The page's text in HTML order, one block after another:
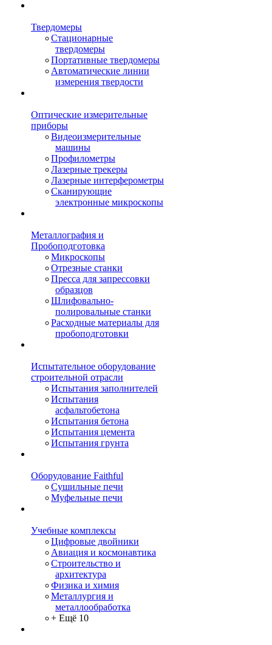
Твердомеры
Стационарные
твердомеры
Портативные твердомеры
Автоматические линии
измерения твердости
Оптические измерительные
приборы
Видеоизмерительные
машины
Профилометры
Лазерные трекеры
Лазерные интерферометры
Сканирующие
электронные микроскопы
Металлография и
Пробоподготовка
Микроскопы
Отрезные станки
Пресса для запрессовки
образцов
Шлифовально-
полировальные станки
Расходные материалы для
пробоподготовки
Испытательное оборудование
строительной отрасли
Испытания заполнителей
Испытания
асфальтобетона
Испытания бетона
Испытания цемента
Испытания грунта
Оборудование Faithful
Сушильные печи
Муфельные печи
Учебные комплексы
Цифровые двойники
Авиация и космонавтика
Строительство и
архитектура
Физика и химия
Металлургия и
металлообработка
+ Ещё 10